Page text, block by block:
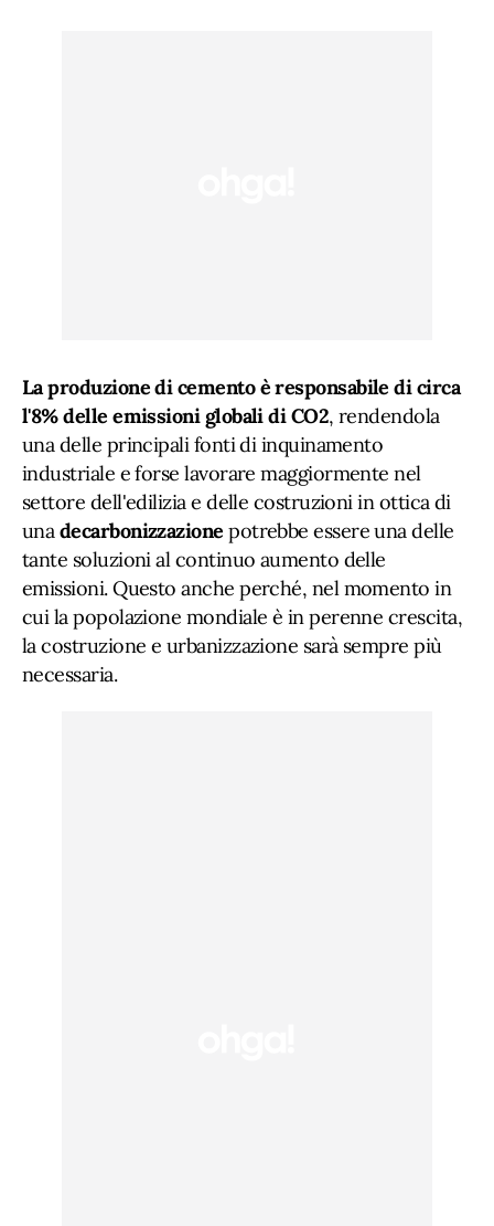
La produzione di cemento è responsabile di circa
l'8% delle emissioni globali di CO2, rendendola
una delle principali fonti di inquinamento
industriale e forse lavorare maggiormente nel
settore dell'edilizia e delle costruzioni in ottica di
unadecarbonizzazione potrebbe essere una delle
tante soluzioni al continuo aumento delle
emissioni. Questo anche perché, nel momento in
cui la popolazione mondiale è in perenne crescita,
la costruzione e urbanizzazione sarà sempre più
necessaria.